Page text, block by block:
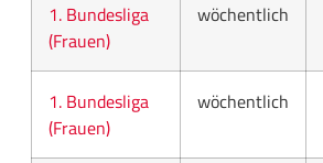
1. Bundesliga
(Frauen)
wöchentlich
1. Bundesliga
(Frauen)
wöchentlich